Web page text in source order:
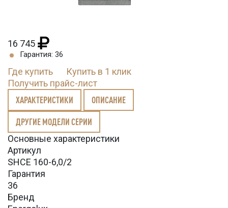
16 745
Гарантия: 36
Где купить
Купить в 1 клик
Получить прайс-лист
ХАРАКТЕРИСТИКИ ОПИСАНИЕ
ДРУГИЕ МОДЕЛИ СЕРИИ
Основные характеристики
Артикул
SHCE 160-6,0/2
Гарантия
36
Бренд